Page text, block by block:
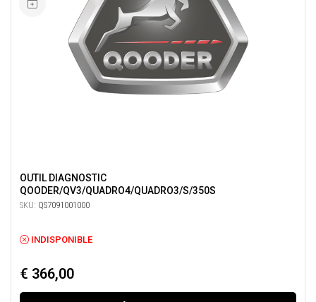
OUTIL DIAGNOSTIC
QOODER/QV3/QUADRO4/QUADRO3/S/350S
SKU: QS7091001000
INDISPONIBLE
€ 366,00